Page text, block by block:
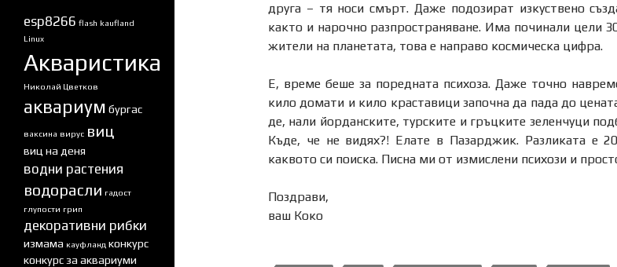
друга – тя носи смърт. Даже подозират изкуствено
както и нарочно разпространяване. Има починали цели
жители на планетата, това е направо космическа цифра.
Е, време беше за поредната психоза. Даже точно
кило домати и кило краставици започна да пада до
де, нали йорданските, турските и гръцките зеленчуци
Къде, че не видях?! Елате в Пазарджик. Разликата е
каквото си поиска. Писна ми от измислени психози и
Поздрави,
ваш Коко
esp8266 flash kaufland
Linux
Акваристика
Николай Цветков
аквариум бургас
ваксина вирус виц
виц на деня
водни растения
водорасли гадост
глупости грип
декоративни рибки
измама кауфланд конкурс
конкурс за аквариуми